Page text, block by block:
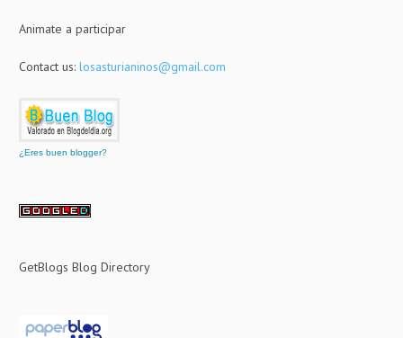
Animate a participar
Contact us: losasturianinos@gmail.com
¿Eres buen blogger?
GetBlogs Blog Directory